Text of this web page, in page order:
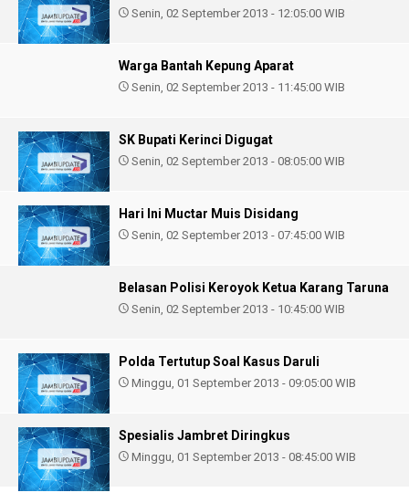
Senin, 02 September 2013 - 12:05:00 WIB
Warga Bantah Kepung Aparat
Senin, 02 September 2013 - 11:45:00 WIB
SK Bupati Kerinci Digugat
Senin, 02 September 2013 - 08:05:00 WIB
Hari Ini Muctar Muis Disidang
Senin, 02 September 2013 - 07:45:00 WIB
Belasan Polisi Keroyok Ketua Karang Taruna
Senin, 02 September 2013 - 10:45:00 WIB
Polda Tertutup Soal Kasus Daruli
Minggu, 01 September 2013 - 09:05:00 WIB
Spesialis Jambret Diringkus
Minggu, 01 September 2013 - 08:45:00 WIB